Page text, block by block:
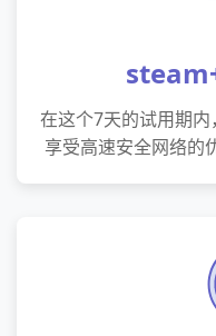
在这个7天的试用期内
享受高速安全网络的